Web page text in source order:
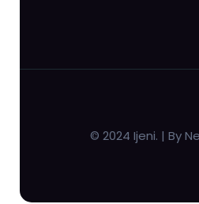
© 2024 Ijeni. | By